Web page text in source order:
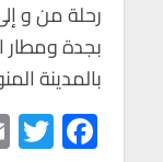
رحلة من و
بجدة ومطار
بالمدينة
F
T